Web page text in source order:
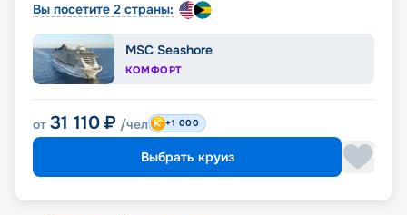
Вы посетите 2 страны:
MSC Seashore
КОМФОРТ
от 31 110 ₽ /чел +1 000
Выбрать круиз